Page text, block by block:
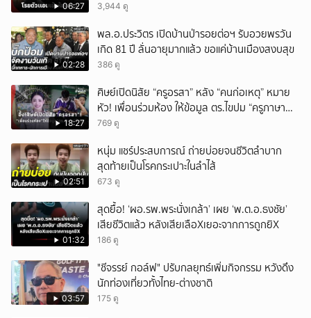
06:27 3,944 ดู
02:28
พล.อ.ประวิตร เปิดบ้านป่ารอยต่อฯ รับอวยพรวัน
เกิด 81 ปี ลั่นอายุมากแล้ว ขอแค่บ้านเมืองสงบสุข
386 ดู
18:27
ศิษย์เปิดนิสัย “ครูอรสา” หลัง “คนก่อเหตุ” หมาย
หัว! เพื่อนร่วมห้อง ให้ข้อมูล ตร.ไขปม “ครูภาษา
ไทย”!
769 ดู
02:51
หนุ่ม แชร์ประสบการณ์ ถ่ายบ่อยจนชีวิตลำบาก
สุดท้ายเป็นโรคกระเปาะในลำไส้
673 ดู
01:32
สุดยื้อ! ‘ผอ.รพ.พระนั่งเกล้า’ เผย ‘พ.ต.อ.ธงชัย’
เสียชีวิตแล้ว หลังเสียเลือXเยอะจากการถูกยิX
186 ดู
03:57
"ชีจรรย์ กอล์ฟ" ปรับกลยุทธ์เพิ่มกิจกรรม หวังดึง
นักท่องเที่ยวทั้งไทย-ต่างชาติ
175 ดู